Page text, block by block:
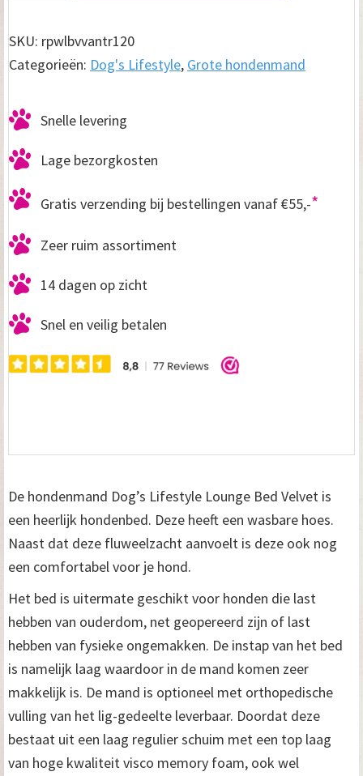
Velvet
Antraciet
aantal
SKU: rpwlbvvantr120
Categorieën: Dog's Lifestyle, Grote hondenmand
Snelle levering
Lage bezorgkosten
Gratis verzending bij bestellingen vanaf €55,-*
Zeer ruim assortiment
14 dagen op zicht
Snel en veilig betalen
De hondenmand Dog’s Lifestyle Lounge Bed Velvet is
een heerlijk hondenbed. Deze heeft een wasbare hoes.
Naast dat deze fluweelzacht aanvoelt is deze ook nog
een comfortabel voor je hond.
Het bed is uitermate geschikt voor honden die last
hebben van ouderdom, net geopereerd zijn of last
hebben van fysieke ongemakken. De instap van het bed
is namelijk laag waardoor in de mand komen zeer
makkelijk is. De mand is optioneel met orthopedische
vulling van het lig-gedeelte leverbaar. Doordat deze
bestaat uit een laag regulier schuim met een top laag
van hoge kwaliteit visco memory foam, ook wel